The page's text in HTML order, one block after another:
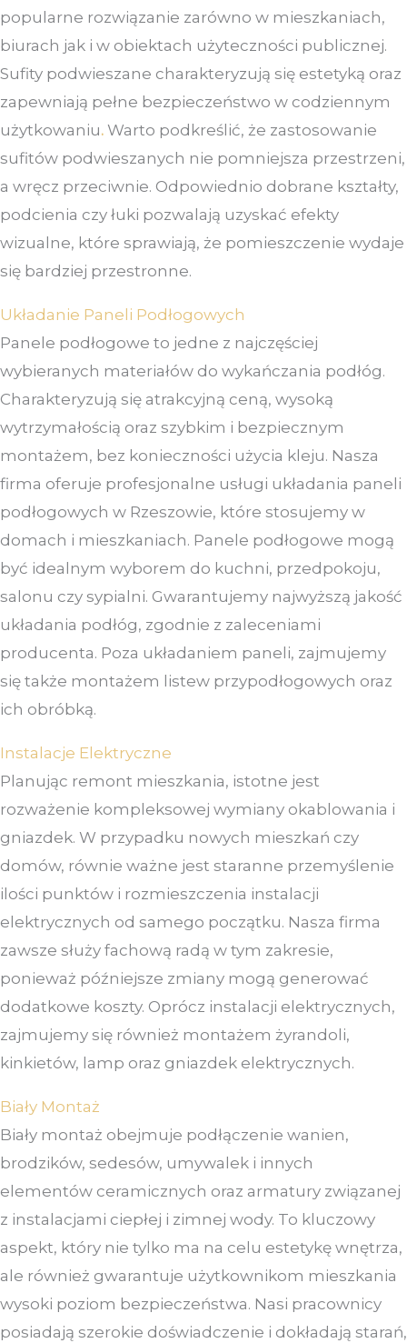
popularne rozwiązanie zarówno w mieszkaniach,
biurach jak i w obiektach użyteczności publicznej.
Sufity podwieszane charakteryzują się estetyką oraz
zapewniają pełne bezpieczeństwo w codziennym
użytkowaniu. Warto podkreślić, że zastosowanie
sufitów podwieszanych nie pomniejsza przestrzeni,
a wręcz przeciwnie. Odpowiednio dobrane kształty,
podcienia czy łuki pozwalają uzyskać efekty
wizualne, które sprawiają, że pomieszczenie wydaje
się bardziej przestronne.
Układanie Paneli Podłogowych
Panele podłogowe to jedne z najczęściej
wybieranych materiałów do wykańczania podłóg.
Charakteryzują się atrakcyjną ceną, wysoką
wytrzymałością oraz szybkim i bezpiecznym
montażem, bez konieczności użycia kleju. Nasza
firma oferuje profesjonalne usługi układania paneli
podłogowych w Rzeszowie, które stosujemy w
domach i mieszkaniach. Panele podłogowe mogą
być idealnym wyborem do kuchni, przedpokoju,
salonu czy sypialni. Gwarantujemy najwyższą jakość
układania podłóg, zgodnie z zaleceniami
producenta. Poza układaniem paneli, zajmujemy
się także montażem listew przypodłogowych oraz
ich obróbką.
Instalacje Elektryczne
Planując remont mieszkania, istotne jest
rozważenie kompleksowej wymiany okablowania i
gniazdek. W przypadku nowych mieszkań czy
domów, równie ważne jest staranne przemyślenie
ilości punktów i rozmieszczenia instalacji
elektrycznych od samego początku. Nasza firma
zawsze służy fachową radą w tym zakresie,
ponieważ późniejsze zmiany mogą generować
dodatkowe koszty. Oprócz instalacji elektrycznych,
zajmujemy się również montażem żyrandoli,
kinkietów, lamp oraz gniazdek elektrycznych.
Biały Montaż
Biały montaż obejmuje podłączenie wanien,
brodzików, sedesów, umywalek i innych
elementów ceramicznych oraz armatury związanej
z instalacjami ciepłej i zimnej wody. To kluczowy
aspekt, który nie tylko ma na celu estetykę wnętrza,
ale również gwarantuje użytkownikom mieszkania
wysoki poziom bezpieczeństwa. Nasi pracownicy
posiadają szerokie doświadczenie i dokładają starań,